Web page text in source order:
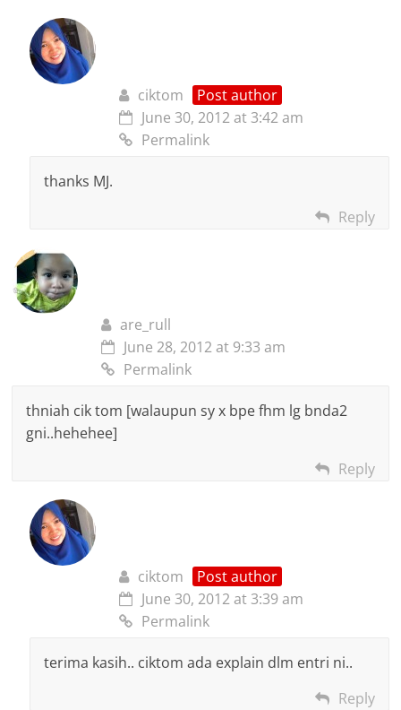
ciktom
Post author
June 30, 2012 at 3:42 am
Permalink
thanks MJ.
Reply
are_rull
June 28, 2012 at 9:33 am
Permalink
thniah cik tom [walaupun sy x bpe fhm lg bnda2
gni..hehehee]
Reply
ciktom
Post author
June 30, 2012 at 3:39 am
Permalink
terima kasih.. ciktom ada explain dlm entri ni..
Reply